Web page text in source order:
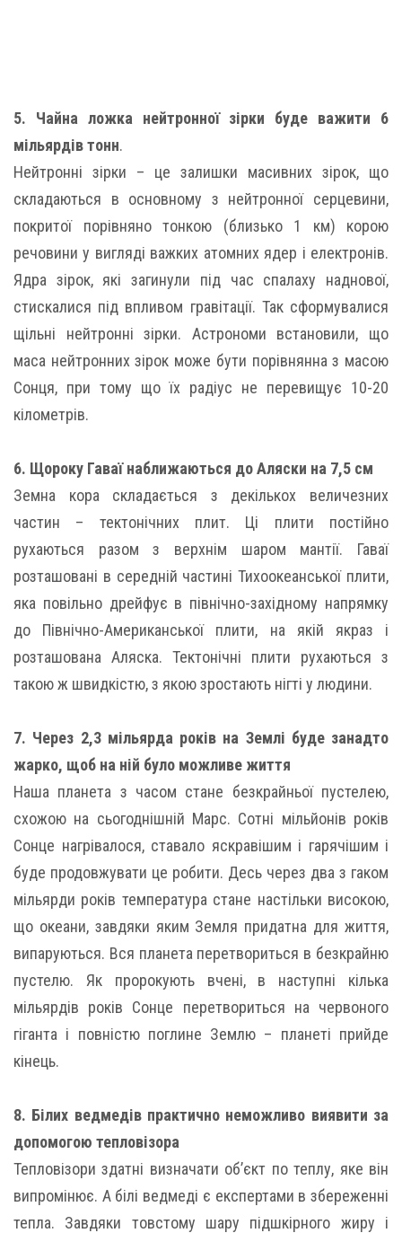
5. Чайна ложка нейтронної зірки буде важити 6
мільярдів тонн.
Нейтронні зірки – це залишки масивних зірок, що
складаються в основному з нейтронної серцевини,
покритої порівняно тонкою (близько 1 км) корою
речовини у вигляді важких атомних ядер і електронів.
Ядра зірок, які загинули під час спалаху наднової,
стискалися під впливом гравітації. Так сформувалися
щільні нейтронні зірки. Астрономи встановили, що
маса нейтронних зірок може бути порівнянна з масою
Сонця, при тому що їх радіус не перевищує 10-20
кілометрів.
6. Щороку Гаваї наближаються до Аляски на 7,5 см
Земна кора складається з декількох величезних
частин – тектонічних плит. Ці плити постійно
рухаються разом з верхнім шаром мантії. Гаваї
розташовані в середній частині Тихоокеанської плити,
яка повільно дрейфує в північно-західному напрямку
до Північно-Американської плити, на якій якраз і
розташована Аляска. Тектонічні плити рухаються з
такою ж швидкістю, з якою зростають нігті у людини.
7. Через 2,3 мільярда років на Землі буде занадто
жарко, щоб на ній було можливе життя
Наша планета з часом стане безкрайньої пустелею,
схожою на сьогоднішній Марс. Сотні мільйонів років
Сонце нагрівалося, ставало яскравішим і гарячішим і
буде продовжувати це робити. Десь через два з гаком
мільярди років температура стане настільки високою,
що океани, завдяки яким Земля придатна для життя,
випаруються. Вся планета перетвориться в безкрайню
пустелю. Як пророкують вчені, в наступні кілька
мільярдів років Сонце перетвориться на червоного
гіганта і повністю поглине Землю – планеті прийде
кінець.
8. Білих ведмедів практично неможливо виявити за
допомогою тепловізора
Тепловізори здатні визначати об’єкт по теплу, яке він
випромінює. А білі ведмеді є експертами в збереженні
тепла. Завдяки товстому шару підшкірного жиру і